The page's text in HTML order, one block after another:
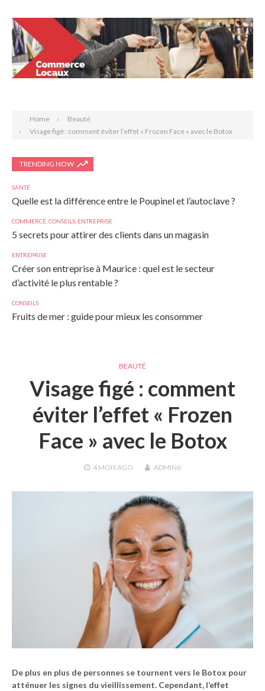
Home
Beauté
Visage figé : comment éviter l’effet « Frozen Face » avec le Botox
TRENDING NOW
SANTÉ
Quelle est la différence entre le Poupinel et l’autoclave ?
COMMERCE CONSEILS ENTREPRISE
5 secrets pour attirer des clients dans un magasin
ENTREPRISE
Créer son entreprise à Maurice : quel est le secteur
d’activité le plus rentable ?
CONSEILS
Fruits de mer : guide pour mieux les consommer
BEAUTÉ
Visage figé : comment
éviter l’effet « Frozen
Face » avec le Botox
4 MOISAGO ADMIN6
De plus en plus de personnes se tournent vers le Botox pour
atténuer les signes du vieillissement. Cependant, l’effet